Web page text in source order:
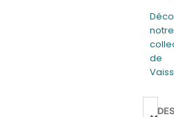
notre
de